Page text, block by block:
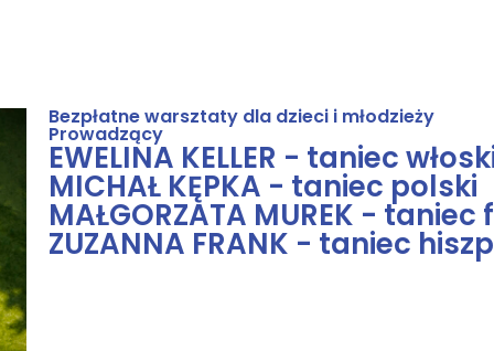
Bezpłatne warsztaty dla dzieci i młodzieży
Prowadzący
EWELINA KELLER - taniec
MICHAŁ KĘPKA - taniec polski
MAŁGORZATA MUREK -
ZUZANNA FRANK - taniec